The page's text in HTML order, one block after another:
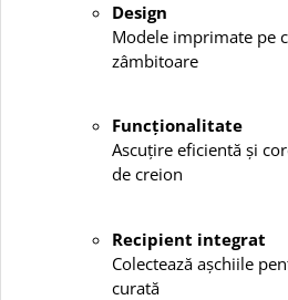
Design
Modele imprimate pe
zâmbitoare
Funcționalitate
Ascuțire eficientă și
de creion
Recipient integrat
Colectează așchiile
curată